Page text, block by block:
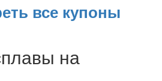
все купоны
на